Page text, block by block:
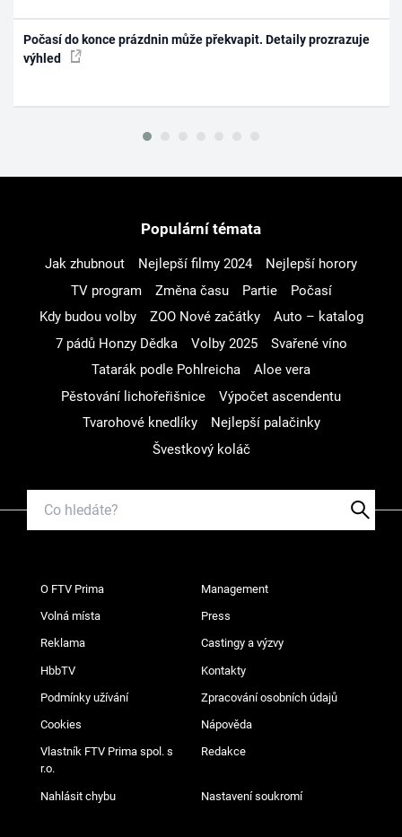
Počasí do konce prázdnin může překvapit. Detaily prozrazuje
výhled
Populární témata
Jak zhubnout Nejlepší filmy 2024
Nejlepší horory
TV program
Změna času Partie
Počasí
Kdy budou volby
ZOO Nové začátky
Auto – katalog
7 pádů Honzy Dědka
Volby 2025
Svařené víno
Tatarák podle Pohlreicha
Aloe vera
Pěstování lichořeřišnice
Výpočet ascendentu
Tvarohové knedlíky
Nejlepší palačinky
Švestkový koláč
O FTV Prima Management
Volná místa Press
Reklama Castingy a výzvy
HbbTV Kontakty
Podmínky užívání Zpracování osobních údajů
Cookies Nápověda
Vlastník FTV Prima spol. s
r.o.
Redakce
Nahlásit chybu Nastavení soukromí